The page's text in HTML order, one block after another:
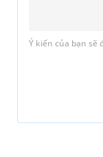
Ý kiến của bạn sẽ